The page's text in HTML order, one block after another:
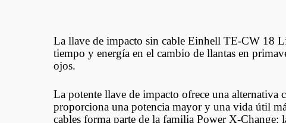
La llave de impacto sin cable Einhell TE-CW 18
tiempo y energía en el cambio de llantas en
ojos.
La potente llave de impacto ofrece una
proporciona una potencia mayor y una vida útil
cables forma parte de la familia Power X-Change: